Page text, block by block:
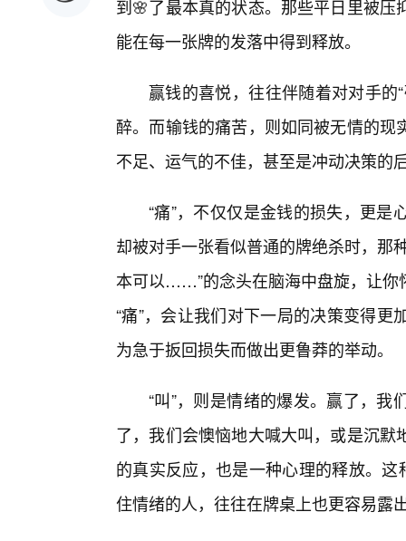
到🌸了最本真的状态。那些平日里被
能在每一张牌的发落中得到释放。
赢钱的喜悦，往往伴随着对对手的
醉。而输钱的痛苦，则如同被无情的
不足、运气的不佳，甚至是冲动决策的
“痛”，不仅仅是金钱的损失，更
却被对手一张看似普通的牌绝杀时，那
本可以……”的念头在脑海中盘旋，让你
“痛”，会让我们对下一局的决策变得
为急于扳回损失而做出更鲁莽的举动。
“叫”，则是情绪的爆发。赢了，
了，我们会懊恼地大喊大叫，或是沉
的真实反应，也是一种心理的释放。
住情绪的人，往往在牌桌上也更容易露